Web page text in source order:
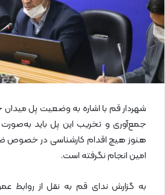
شهردار قم با اشاره به وضعیت پل میدان
جمع‌آوری و تخریب این پل باید
هنوز هیچ اقدام کارشناسی در خصوص
امین انجام نگرفته است.
به گزارش ندای قم به نقل از روابط